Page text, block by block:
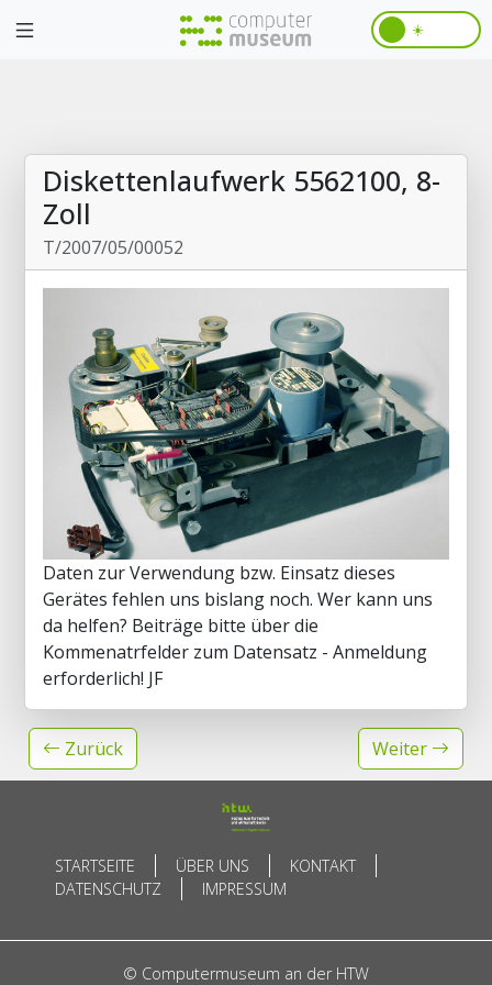
☀️
Diskettenlaufwerk 5562100, 8-
Zoll
T/2007/05/00052
Daten zur Verwendung bzw. Einsatz dieses
Gerätes fehlen uns bislang noch. Wer kann uns
da helfen? Beiträge bitte über die
Kommenatrfelder zum Datensatz - Anmeldung
erforderlich! JF
Zurück Weiter
STARTSEITE ÜBER UNS
KONTAKT
DATENSCHUTZ
IMPRESSUM
© Computermuseum an der HTW